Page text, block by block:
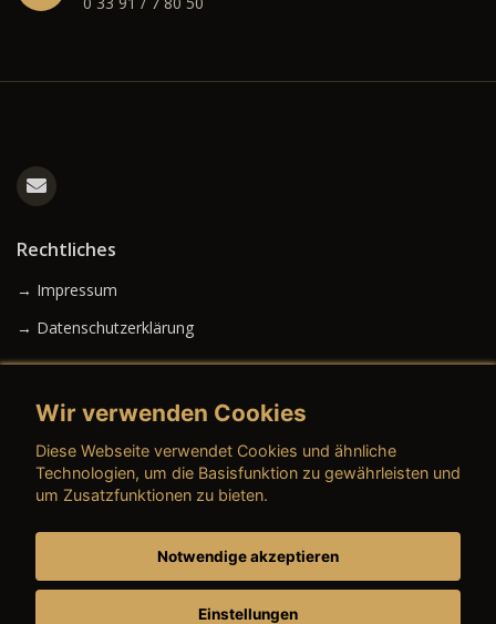
Rechtliches
→ Impressum
→ Datenschutzerklärung
→ AGB (Gebrauchtwagen)
→ AGB (Dienstleistungen)
Wir verwenden Cookies
Diese Webseite verwendet Cookies und ähnliche
Technologien, um die Basisfunktion zu gewährleisten und
um Zusatzfunktionen zu bieten.
Notwendige akzeptieren
Einstellungen